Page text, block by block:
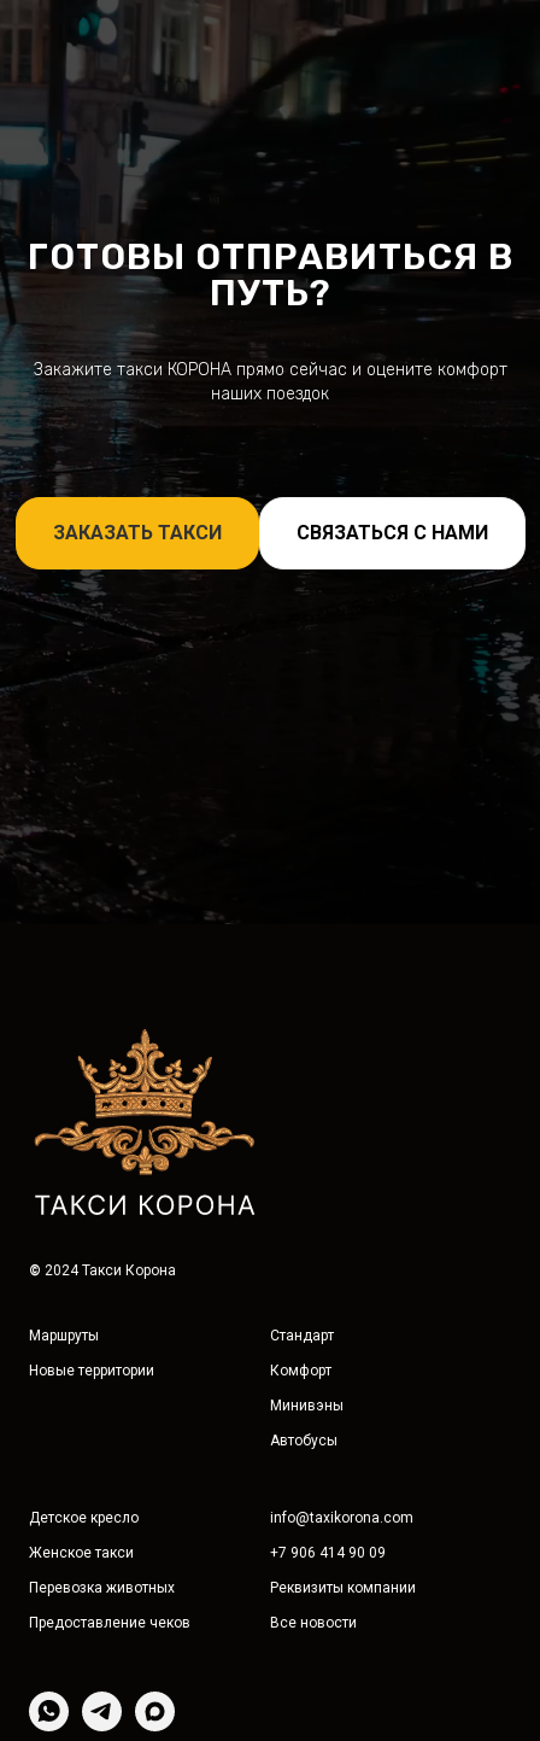
ГОТОВЫ ОТПРАВИТЬСЯ В
ПУТЬ?
Закажите такси КОРОНА прямо сейчас и оцените комфорт
наших поездок
ЗАКАЗАТЬ ТАКСИ СВЯЗАТЬСЯ С НАМИ
© 2024 Такси Корона
Маршруты
Новые территории
Стандарт
Комфорт
Минивэны
Автобусы
Детское кресло
Женское такси
Перевозка животных
Предоставление чеков
info@taxikorona.com
+7 906 414 90 09
Реквизиты компании
Все новости